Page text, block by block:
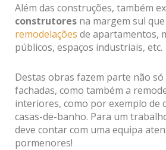
Além das construções, também
construtores na margem sul
remodelações de apartamentos,
públicos, espaços industriais, etc.
Destas obras fazem parte não só
fachadas, como também a
interiores, como por exemplo de
casas-de-banho. Para um
deve contar com uma equipa
pormenores!